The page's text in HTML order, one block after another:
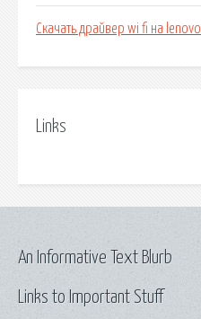
Скачать драйвер wi fi на lenovo
Links
Links to Important Stuff
An Informative Text Blurb